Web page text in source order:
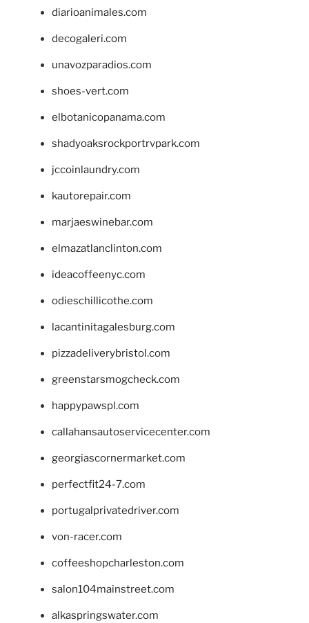
diarioanimales.com
decogaleri.com
unavozparadios.com
shoes-vert.com
elbotanicopanama.com
shadyoaksrockportrvpark.com
jccoinlaundry.com
kautorepair.com
marjaeswinebar.com
elmazatlanclinton.com
ideacoffeenyc.com
odieschillicothe.com
lacantinitagalesburg.com
pizzadeliverybristol.com
greenstarsmogcheck.com
happypawspl.com
callahansautoservicecenter.com
georgiascornermarket.com
perfectfit24-7.com
portugalprivatedriver.com
von-racer.com
coffeeshopcharleston.com
salon104mainstreet.com
alkaspringswater.com